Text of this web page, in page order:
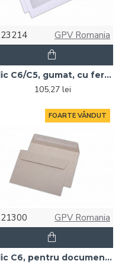
GPV Romania
Plic C6/C5, gumat, cu fereastra pe stanga, alb, 1000 buc.
105,27 lei
FOARTE VÂNDUT
GPV Romania
Plic C6, pentru documente, siliconic, hartie reciclata, 1000 buc.